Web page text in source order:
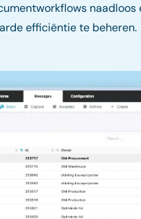
naadloos
efficiëntie te beheren.